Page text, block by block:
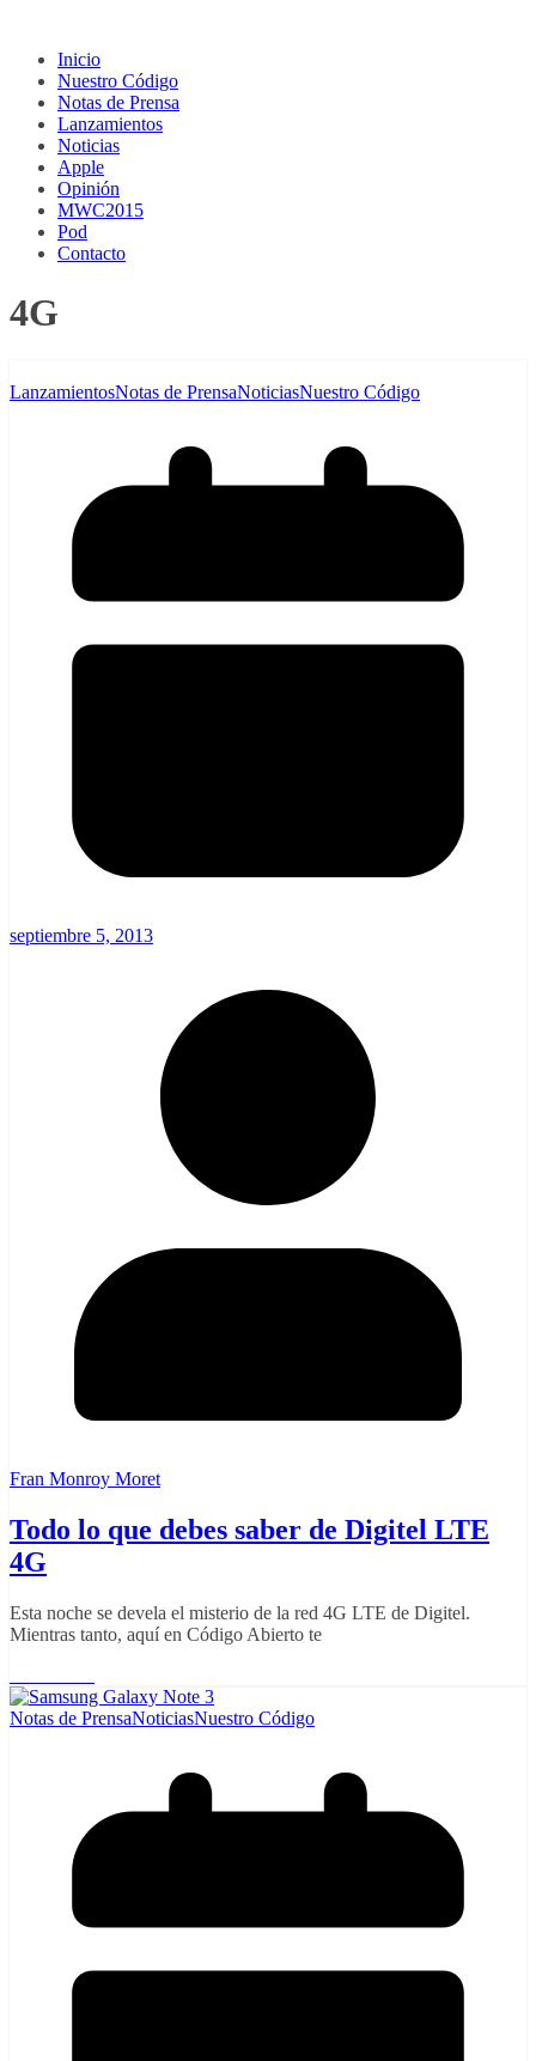
Inicio
Nuestro Código
Notas de Prensa
Lanzamientos
Noticias
Apple
Opinión
MWC2015
Pod
Contacto
4G
LanzamientosNotas de PrensaNoticiasNuestro Código
septiembre 5, 2013
Fran Monroy Moret
Todo lo que debes saber de Digitel LTE
4G
Esta noche se devela el misterio de la red 4G LTE de Digitel.
Mientras tanto, aquí en Código Abierto te
Notas de PrensaNoticiasNuestro Código